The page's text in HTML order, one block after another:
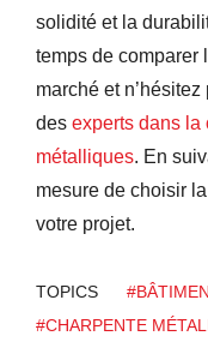
solidité et la
temps de comparer
marché et
des experts dans la
métalliques. En
mesure de choisir
votre projet.
TOPICS
#CHARPENTE